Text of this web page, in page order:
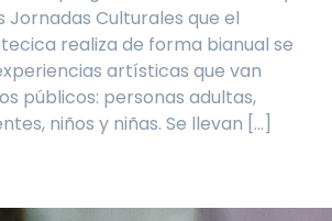
Jornadas Culturales que el
realiza de forma bianual se
artísticas que van
públicos: personas adultas,
niños y niñas. Se llevan […]